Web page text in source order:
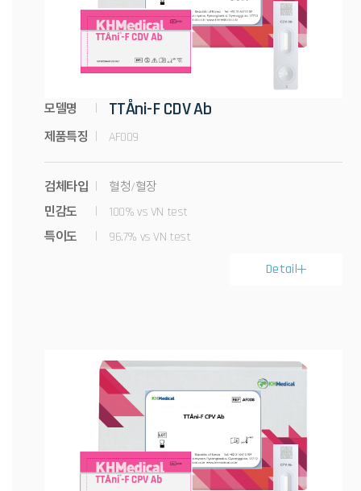
모델명 TTÅni-F CDV Ab
제품특징 AF009
검체타입
혈청/혈장
민감도
100% vs VN test
특이도
96.7% vs VN test
Detail